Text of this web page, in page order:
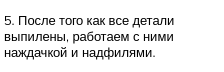
5. После того как все детали
выпилены, работаем с ними
наждачкой и надфилями.